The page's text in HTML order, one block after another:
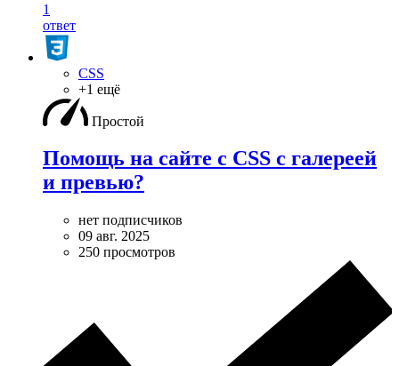
1
ответ
CSS
+1 ещё
Простой
Помощь на сайте с CSS с галереей
и превью?
нет подписчиков
09 авг. 2025
250 просмотров